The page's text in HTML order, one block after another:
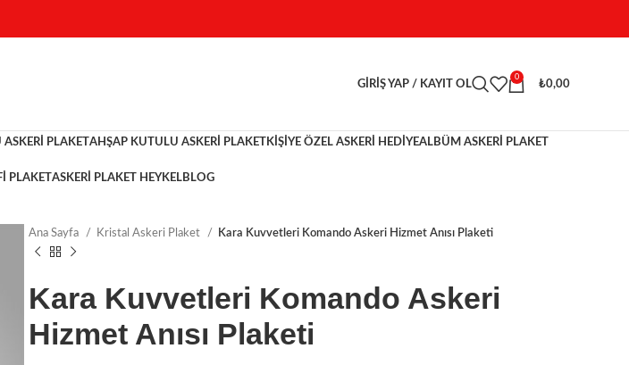
GIRIŞ YAP / KAYIT OL
0
₺0,00
PLAKETAHŞAP KUTULU ASKERI PLAKETKİŞİYE ÖZEL ASKERİ HEDİYEALBÜM ASKERI PLAKET
PLAKETASKERI PLAKET HEYKELBLOG
Ana Sayfa Kristal Askeri Plaket Kara Kuvvetleri Komando Askeri Hizmet Anısı Plaketi
Kara Kuvvetleri Komando Askeri
Hizmet Anısı Plaketi